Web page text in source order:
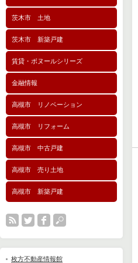
茨木市 土地
茨木市 新築戸建
賃貸・ボヌールシリーズ
金融情報
高槻市 リノベーション
高槻市 リフォーム
高槻市 中古戸建
高槻市 売り土地
高槻市 新築戸建
枚方不動産情報館